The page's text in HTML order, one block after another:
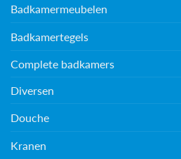
Badkamermeubelen
Badkamertegels
Complete badkamers
Diversen
Douche
Kranen